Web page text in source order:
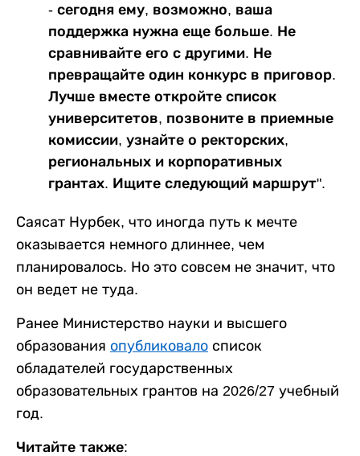
- сегодня ему, возможно, ваша
поддержка нужна еще больше. Не
сравнивайте его с другими. Не
превращайте один конкурс в приговор.
Лучше вместе откройте список
университетов, позвоните в приемные
комиссии, узнайте о ректорских,
региональных и корпоративных
грантах. Ищите следующий маршрут".
Саясат Нурбек, что иногда путь к мечте
оказывается немного длиннее, чем
планировалось. Но это совсем не значит, что
он ведет не туда.
Ранее Министерство науки и высшего
образования опубликовало список
обладателей государственных
образовательных грантов на 2026/27 учебный
год.
Читайте также: